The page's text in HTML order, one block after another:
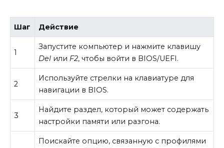
Шаг Действие
1
Запустите компьютер и нажмите клавишу
Del или F2, чтобы войти в BIOS/UEFI.
2
Используйте стрелки на клавиатуре для
навигации в BIOS.
3
Найдите раздел, который может содержать
настройки памяти или разгона.
Поискайте опцию, связанную с профилями